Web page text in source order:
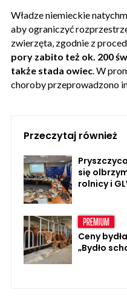
Władze niemieckie
aby ograniczyć
zwierzęta, zgodnie z
pory zabito też ok. 200
także stada owiec . W
choroby przeprowadzono
Przeczytaj również
się
rolnicy i
Ceny
„Bydło